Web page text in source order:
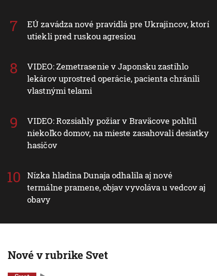
EÚ zavádza nové pravidlá pre Ukrajincov, ktorí
utiekli pred ruskou agresiou
VIDEO: Zemetrasenie v Japonsku zastihlo
lekárov uprostred operácie, pacienta chránili
vlastnými telami
VIDEO: Rozsiahly požiar v Braväcove pohltil
niekoľko domov, na mieste zasahovali desiatky
hasičov
Nízka hladina Dunaja odhalila aj nové
termálne pramene, objav vyvoláva u vedcov aj
obavy
Nové v rubrike Svet